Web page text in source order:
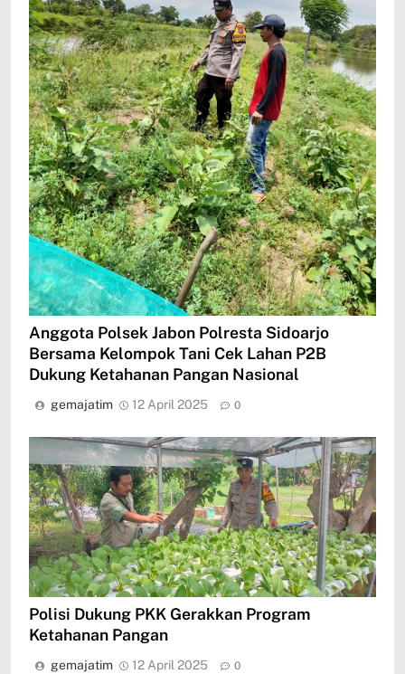
Anggota Polsek Jabon Polresta Sidoarjo
Bersama Kelompok Tani Cek Lahan P2B
Dukung Ketahanan Pangan Nasional
gemajatim 12 April 2025 0
Polisi Dukung PKK Gerakkan Program
Ketahanan Pangan
gemajatim 12 April 2025 0